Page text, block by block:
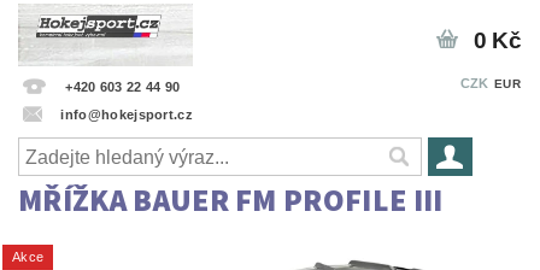
+420 603 22 44 90
info@hokejsport.cz
CZK EUR
0 Kč
MŘÍŽKA BAUER FM PROFILE III
Akce